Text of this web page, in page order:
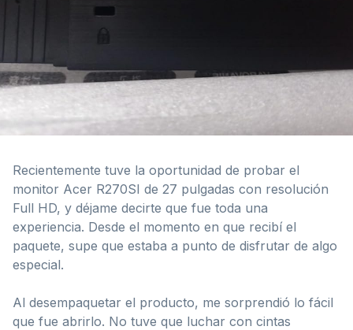
Recientemente tuve la oportunidad de probar el
monitor Acer R270SI de 27 pulgadas con resolución
Full HD, y déjame decirte que fue toda una
experiencia. Desde el momento en que recibí el
paquete, supe que estaba a punto de disfrutar de algo
especial.
Al desempaquetar el producto, me sorprendió lo fácil
que fue abrirlo. No tuve que luchar con cintas